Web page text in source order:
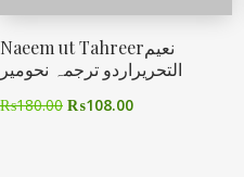
Naeem ut Tahreerنعیم
التحریراردو ترجمہ نحومیر
₨180.00 ₨108.00